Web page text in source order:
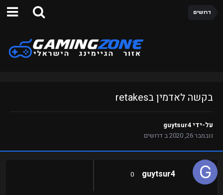
דרושים
בקשה לאדמין בretakes
על-ידיguytsur4
נובמבר 26, 2020
בדרושים
guytsur4
0